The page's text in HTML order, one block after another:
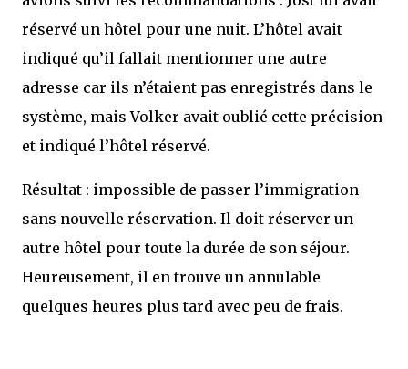
réservé un hôtel pour une nuit. L’hôtel avait
indiqué qu’il fallait mentionner une autre
adresse car ils n’étaient pas enregistrés dans le
système, mais Volker avait oublié cette précision
et indiqué l’hôtel réservé.
Résultat : impossible de passer l’immigration
sans nouvelle réservation. Il doit réserver un
autre hôtel pour toute la durée de son séjour.
Heureusement, il en trouve un annulable
quelques heures plus tard avec peu de frais.